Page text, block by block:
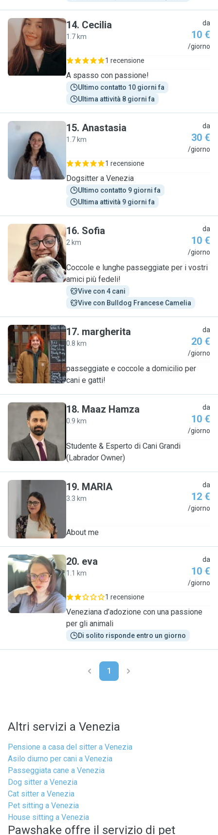
C
14. Cecilia
1.7 km
da
10 €
/giorno
1 recensione
A spasso con passione!
Ultimo contatto 10 giorni fa
Ultima attività 8 giorni fa
A
15. Anastasia
1.7 km
da
30 €
/giorno
1 recensione
Dogsitter a Venezia
Ultimo contatto 9 giorni fa
Ultima attività 9 giorni fa
S
16. Sofia
2 km
da
10 €
/giorno
Coccole e lunghe passeggiate per i vostri
amici più fedeli!
Vive con 4 cani
Vive con Bulldog Francese Camelia
M
17. margherita
0.8 km
da
20 €
/giorno
passeggiate e coccole a domicilio per
cani e gatti!
M
18. Maaz Hamza
0.9 km
da
10 €
/giorno
Studente & Esperto di Cani Grandi
(Labrador Owner)
M
19. MARIA
3.3 km
da
12 €
/giorno
About me
E
20. eva
1.1 km
da
10 €
/giorno
1 recensione
Veneziana d’adozione con una passione
per gli animali
Di solito risponde entro un giorno
1
Altri servizi a Venezia
Pensione a casa del sitter a Venezia
Asilo diurno per cani a Venezia
Passeggiata cane a Venezia
Dog sitter a Venezia
Cat sitter a Venezia
Pet sitting a Venezia
House sitting a Venezia
Pawshake offre il servizio di pet